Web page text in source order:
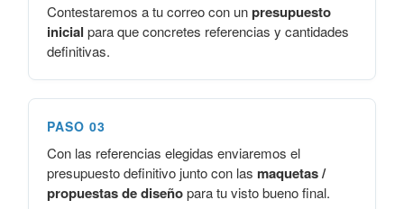
Contestaremos a tu correo con unpresupuesto
inicial para que concretes referencias y cantidades
definitivas.
PASO 03
Con las referencias elegidas enviaremos el
presupuesto definitivo junto con las maquetas /
propuestas de diseñopara tu visto bueno final.